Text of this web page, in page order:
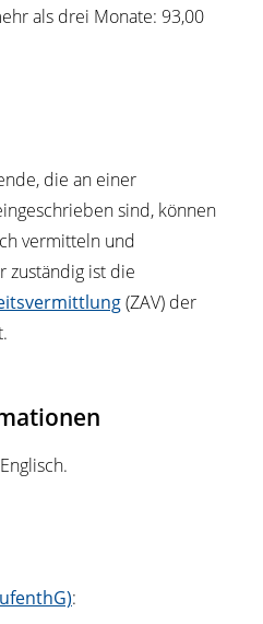
als drei Monate: 93,00
die an einer
sind, können
vermitteln und
zuständig ist die
(ZAV) der
: